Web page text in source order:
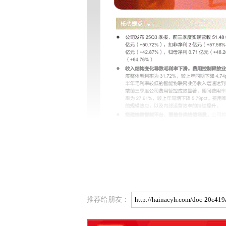
推荐给朋友：